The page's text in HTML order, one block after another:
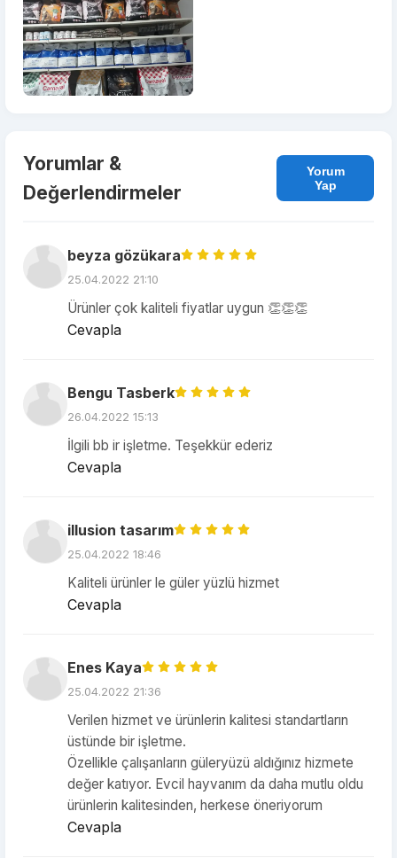
Yorumlar &
Değerlendirmeler
Yorum
Yap
beyza gözükara
25.04.2022 21:10
Ürünler çok kaliteli fiyatlar uygun 👏👏👏
Cevapla
Bengu Tasberk
26.04.2022 15:13
İlgili bb ir işletme. Teşekkür ederiz
Cevapla
illusion tasarım
25.04.2022 18:46
Kaliteli ürünler le güler yüzlü hizmet
Cevapla
Enes Kaya
25.04.2022 21:36
Verilen hizmet ve ürünlerin kalitesi standartların
üstünde bir işletme.
Özellikle çalışanların güleryüzü aldığınız hizmete
değer katıyor. Evcil hayvanım da daha mutlu oldu
ürünlerin kalitesinden, herkese öneriyorum
Cevapla